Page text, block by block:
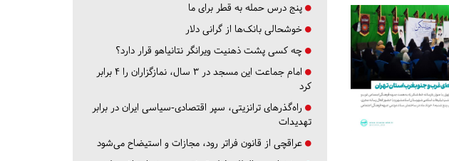
پنج درس‌ حمله به قطر برای ما
خوشحالی بانک‌ها از گرانی دلار
چه کسی پشت ذهنیت ویرانگر نتانیاهو قرار دارد؟
امام جماعت این مسجد در ۳ سال، نمازگزاران را ۴ برابر
کرد
راه‌گذرهای ترانزیتی، سپر اقتصادی-سیاسی ایران در برابر
تهدیدات
عراقچی از قانون فراتر رود، مجازات و استیضاح می‌شود